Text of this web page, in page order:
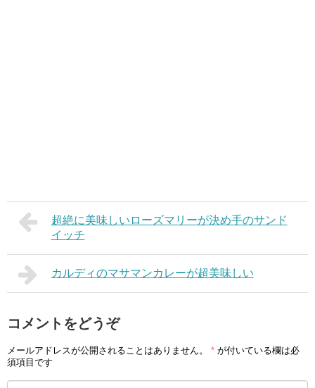
超絶に美味しいローズマリーが決め手のサンド
イッチ
カルディのマサマンカレーが超美味しい
コメントをどうぞ
メールアドレスが公開されることはありません。 * が付いている欄は必
須項目です